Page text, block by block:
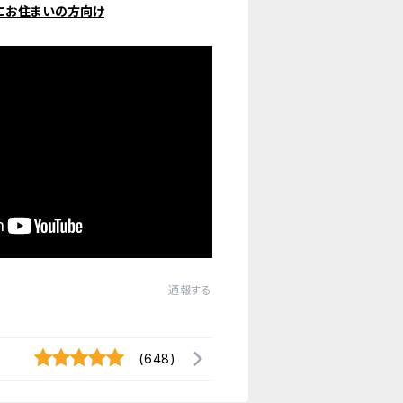
お住まいの方向け
通報する
(648)